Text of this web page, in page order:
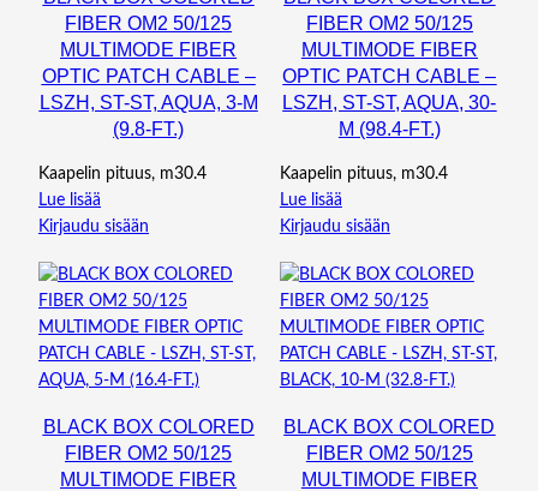
FIBER OM2 50/125
MULTIMODE FIBER
OPTIC PATCH CABLE –
LSZH, ST-ST, AQUA, 3-M
(9.8-FT.)
Kaapelin pituus, m30.4
Lue lisää
Kirjaudu sisään
FIBER OM2 50/125
MULTIMODE FIBER
OPTIC PATCH CABLE –
LSZH, ST-ST, AQUA, 30-
M (98.4-FT.)
Kaapelin pituus, m30.4
Lue lisää
Kirjaudu sisään
BLACK BOX COLORED
FIBER OM2 50/125
MULTIMODE FIBER
BLACK BOX COLORED
FIBER OM2 50/125
MULTIMODE FIBER